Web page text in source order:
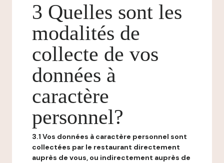
3 Quelles sont les
modalités de
collecte de vos
données à
caractère
personnel?
3.1 Vos données à caractère personnel sont
collectées par le restaurant directement
auprès de vous, ou indirectement auprès de